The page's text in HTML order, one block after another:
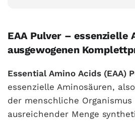
EAA Pulver – essenzielle
ausgewogenen
Essential Amino Acids (EAA)
essenzielle Aminosäuren,
der menschliche
ausreichender Menge